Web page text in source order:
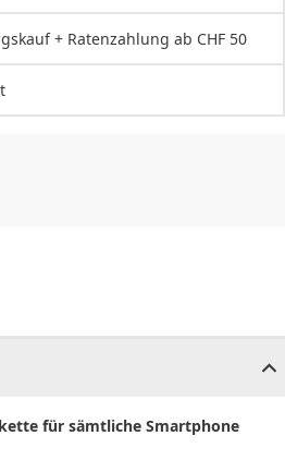
+ Ratenzahlung ab CHF 50
für sämtliche Smartphone